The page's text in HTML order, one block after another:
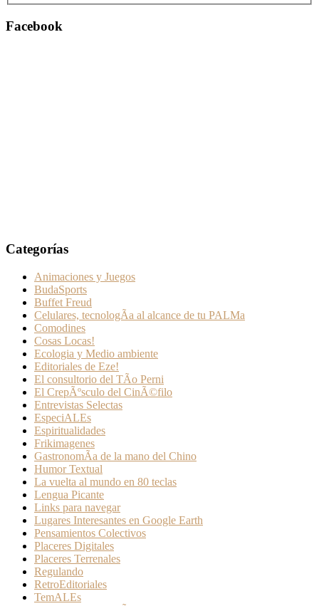
Facebook
Categorías
Animaciones y Juegos
BudaSports
Buffet Freud
Celulares, tecnologÃ­a al alcance de tu PALMa
Comodines
Cosas Locas!
Ecologia y Medio ambiente
Editoriales de Eze!
El consultorio del TÃ­o Perni
El CrepÃºsculo del CinÃ©filo
Entrevistas Selectas
EspeciALEs
Espiritualidades
Frikimagenes
GastronomÃ­a de la mano del Chino
Humor Textual
La vuelta al mundo en 80 teclas
Lengua Picante
Links para navegar
Lugares Interesantes en Google Earth
Pensamientos Colectivos
Placeres Digitales
Placeres Terrenales
Regulando
RetroEditoriales
TemALEs